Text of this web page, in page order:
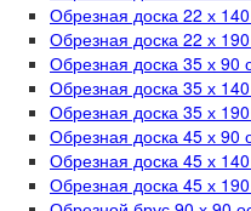
Обрезная доска 22 х
Обрезная доска 22 х
Обрезная доска 35 х 90
Обрезная доска 35 х
Обрезная доска 35 х
Обрезная доска 45 х 90
Обрезная доска 45 х
Обрезная доска 45 х